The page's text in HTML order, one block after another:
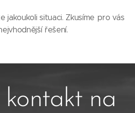
jakoukoli situaci. Zkusíme pro vás
řešení.
kontakt na